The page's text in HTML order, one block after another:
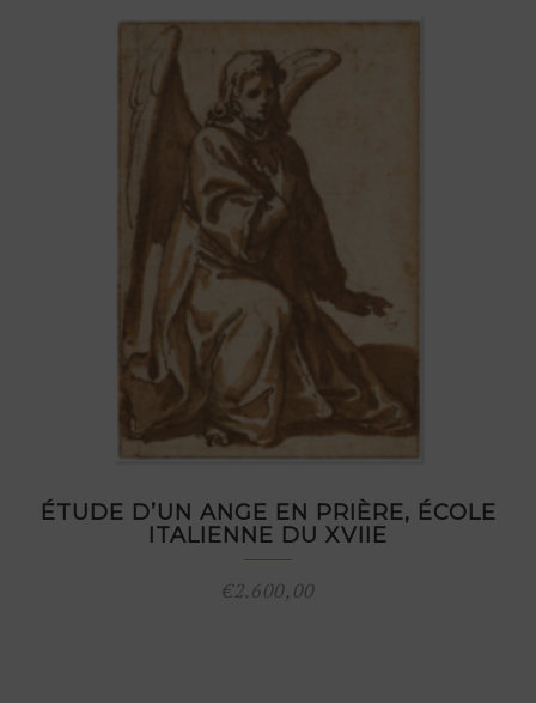
ÉTUDE D’UN ANGE EN PRIÈRE, ÉCOLE
ITALIENNE DU XVIIE
€2.600,00